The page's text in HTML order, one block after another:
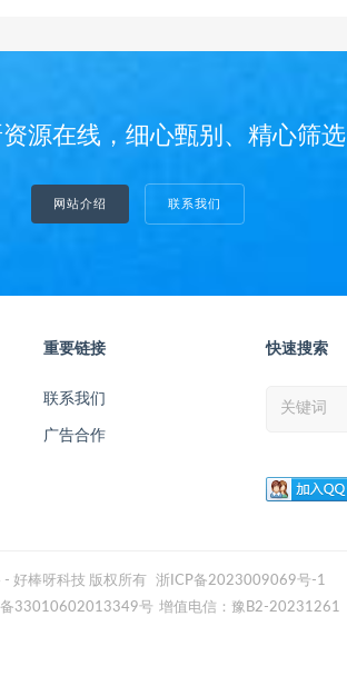
源在线，细心甄别、精心筛选
网站介绍 联系我们
重要链接
联系我们
广告合作
快速搜索
好棒呀科技 版权所有
浙ICP备2023009069号-1
33010602013349号 增值电信：豫B2-20231261